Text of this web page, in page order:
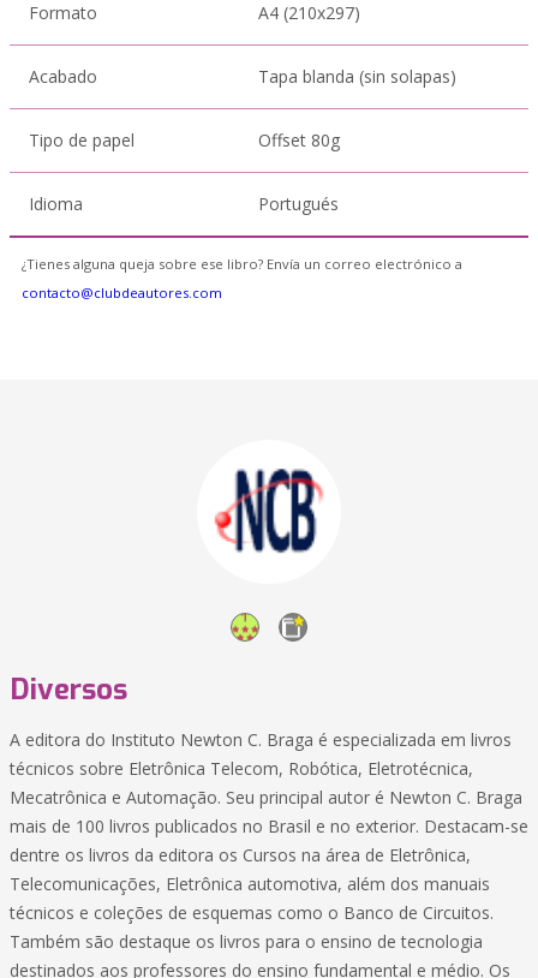
Formato A4 (210x297)
Acabado Tapa blanda (sin solapas)
Tipo de papel Offset 80g
Idioma Portugués
¿Tienes alguna queja sobre ese libro? Envía un correo electrónico a
contacto@clubdeautores.com
Diversos
A editora do Instituto Newton C. Braga é especializada em livros
técnicos sobre Eletrônica Telecom, Robótica, Eletrotécnica,
Mecatrônica e Automação. Seu principal autor é Newton C. Braga
mais de 100 livros publicados no Brasil e no exterior. Destacam-se
dentre os livros da editora os Cursos na área de Eletrônica,
Telecomunicações, Eletrônica automotiva, além dos manuais
técnicos e coleções de esquemas como o Banco de Circuitos.
Também são destaque os livros para o ensino de tecnologia
destinados aos professores do ensino fundamental e médio. Os